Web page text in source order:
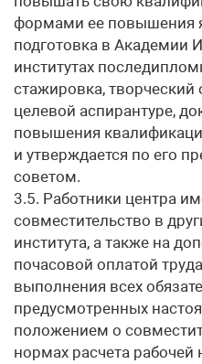
формами ее повышения
подготовка в Академии
институтах
стажировка, творческий
целевой аспирантуре,
повышения
и утверждается по его
советом.
3.5. Работники центра
совместительство в
института, а также на
почасовой оплатой
выполнения всех
предусмотренных
положением о
нормах расчета рабочей